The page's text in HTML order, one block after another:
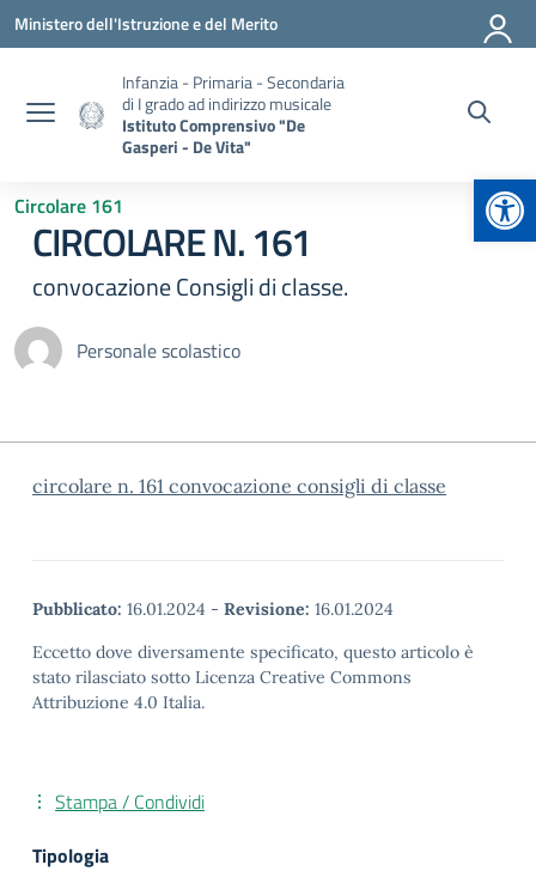
Vai ai contenuti
Vai al menu di navigazione
Vai al footer
Ministero dell'Istruzione e del Merito
Infanzia - Primaria - Secondaria
di I grado ad indirizzo musicale
Istituto Comprensivo "De
Gasperi - De Vita"
Circolare 161
CIRCOLARE N. 161
convocazione Consigli di classe.
Personale scolastico
circolare n. 161 convocazione consigli di classe
Pubblicato: 16.01.2024 - Revisione: 16.01.2024
Eccetto dove diversamente specificato, questo articolo è
stato rilasciato sotto Licenza Creative Commons
Attribuzione 4.0 Italia.
Stampa / Condividi
Tipologia